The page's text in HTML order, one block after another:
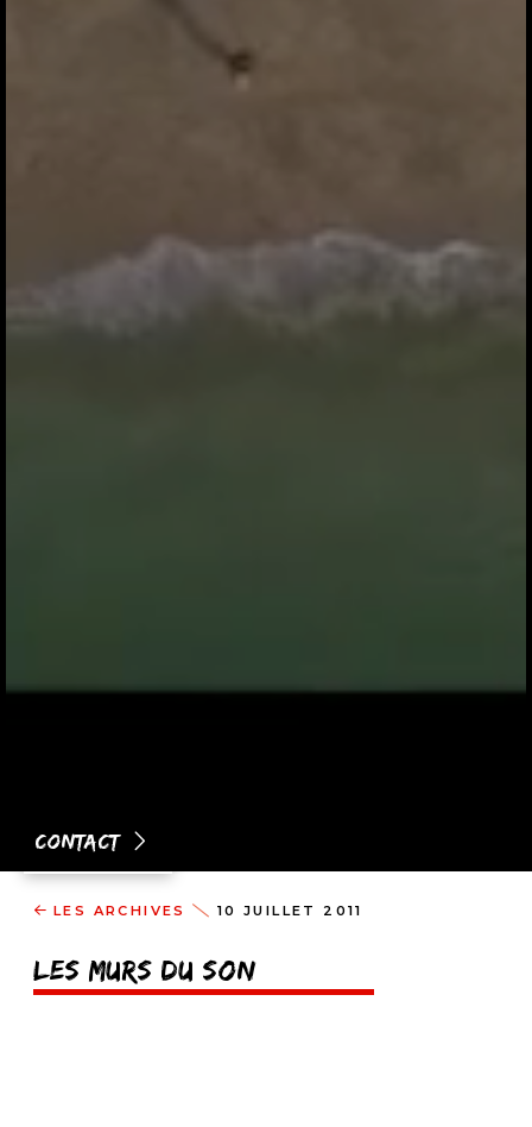
Contact
LES ARCHIVES 10 JUILLET 2011
Les Murs du Son